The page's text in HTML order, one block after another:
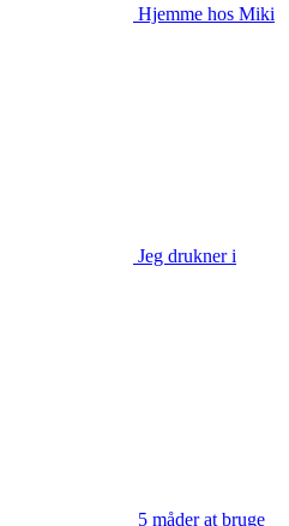
Hjemme hos Miki
Jeg drukner i
5 måder at bruge